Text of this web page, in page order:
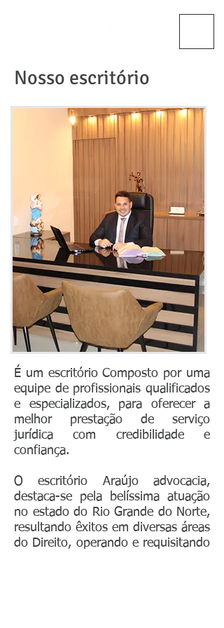
Nosso escritório
É um escritório Composto por uma
equipe de profissionais qualificados
e especializados, para oferecer a
melhor prestação de serviço
jurídica com credibilidade e
confiança.
O escritório Araújo advocacia,
destaca-se pela belíssima atuação
no estado do Rio Grande do Norte,
resultando êxitos em diversas áreas
do Direito, operando e requisitando